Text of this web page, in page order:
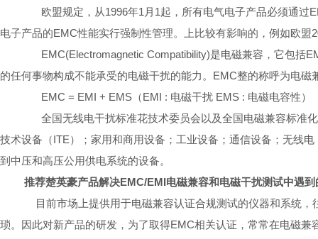
欧盟规定，从1996年1月1起，所有电气电子产品必须通
电子产品的EMC性能实行强制性管理。上比较有影响的，例如欧
EMC(Electromagnetic Compatibility)是电磁兼容，它包括
的任何事物构成不能承受的电磁干扰的能力。EMC整的称呼为电磁
EMC = EMI + EMS（EMI : 电磁干扰 EMS : 电磁电容性）
全国无线电干扰标准花技术委员会以及全国电磁兼容标准
技术设备（ITE）；家用和商用设备；工业设备；通信设备；无线
到中压和高压公用供电系统的设备。
推荐楚英豪产品解决EMC/EMI电磁兼容和电磁干扰测试中遇到
目前市场上提供用于电磁兼容认证合规测试的仪器和系统，
琐。因此对新产品的研发，为了取得EMC相关认证，常常在电磁